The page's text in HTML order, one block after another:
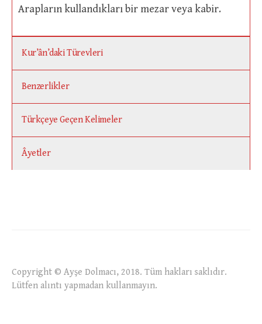
Arapların kullandıkları bir mezar veya kabir.
Kur’ân’daki Türevleri
Benzerlikler
Türkçeye Geçen Kelimeler
Âyetler
Copyright © Ayşe Dolmacı, 2018. Tüm hakları saklıdır.
Lütfen alıntı yapmadan kullanmayın.